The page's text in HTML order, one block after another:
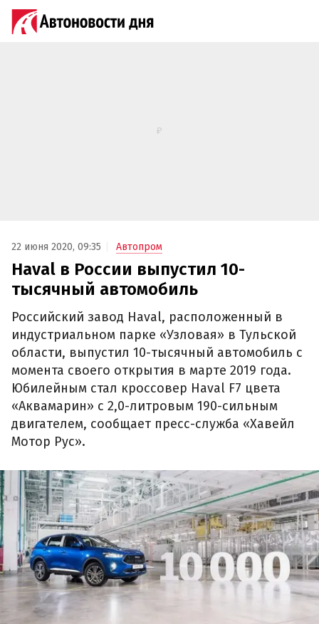
22 июня 2020, 09:35 Автопром
Haval в России выпустил 10-
тысячный автомобиль
Российский завод Haval, расположенный в
индустриальном парке «Узловая» в Тульской
области, выпустил 10-тысячный автомобиль с
момента своего открытия в марте 2019 года.
Юбилейным стал кроссовер Haval F7 цвета
«Аквамарин» с 2,0-литровым 190-сильным
двигателем, сообщает пресс-служба «Хавейл
Мотор Рус».